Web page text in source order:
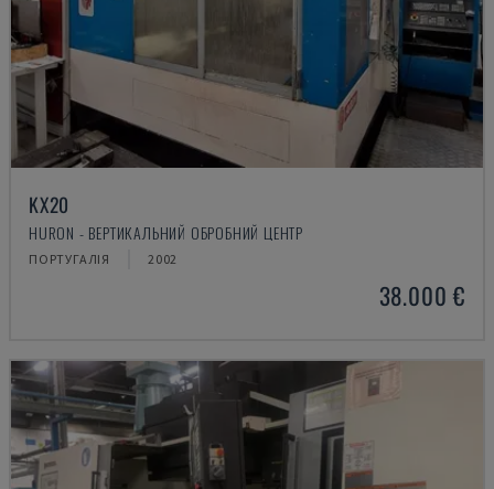
KX20
HURON - ВЕРТИКАЛЬНИЙ ОБРОБНИЙ ЦЕНТР
ПОРТУГАЛІЯ 2002
38.000 €